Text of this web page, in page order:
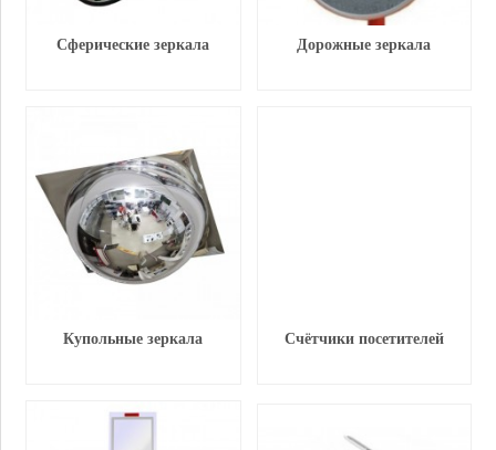
Сферические зеркала Дорожные зеркала
Купольные зеркала Счётчики посетителей